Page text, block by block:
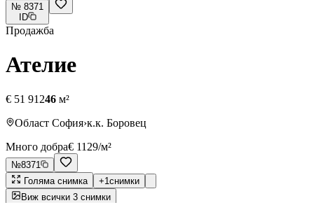
№ 8371
ID
Продажба
Ателие
€ 51 91246 м²
Област София›к.к. Боровец
Много добра€ 1129/м²
№8371
Голяма снимка
+1 снимки
Виж всички 3 снимки